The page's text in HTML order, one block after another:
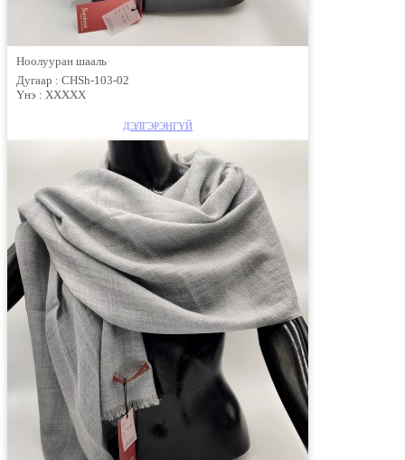
Ноолууран шааль
Дугаар : CHSh-103-02
Үнэ : ХХХХХ
ДЭЛГЭРЭНГҮЙ